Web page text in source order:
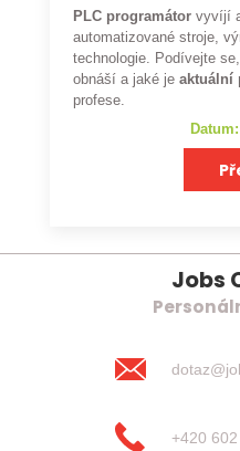
PLC programátor vyvíjí
automatizované stroje,
technologie. Podívejte
obnáší a jaké je aktuální
profese.
Jobs
+420